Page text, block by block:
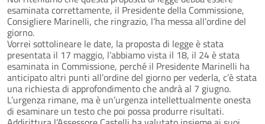
esaminata correttamente, il Presidente della Commissione,
Consigliere Marinelli, che ringrazio, l’ha messa all’ordine del
giorno.
Vorrei sottolineare le date, la proposta di legge è stata
presentata il 17 maggio, l’abbiamo vista il 18, il 24 è stata
esaminata in Commissione, perché il Presidente Marinelli ha
anticipato altri punti all’ordine del giorno per vederla, c’è stata
una richiesta di approfondimento che andrà al 7 giugno.
L’urgenza rimane, ma è un’urgenza intellettualmente onesta
di esaminare un testo che poi possa produrre risultati.